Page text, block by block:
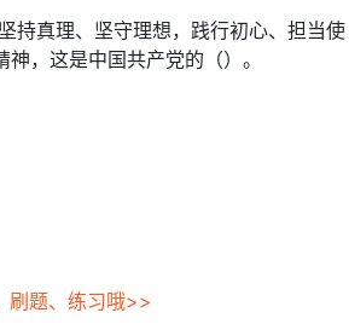
持真理、坚守理想，践行初心、担当使
，这是中国共产党的（）。
刷题、练习哦>>